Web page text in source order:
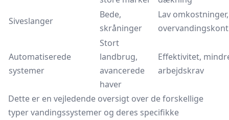
Siveslanger
Bede,
skråninger
Lav omkostninger,
Automatiserede
systemer
Stort
landbrug,
avancerede
haver
Effektivitet,
arbejdskrav
Dette er en vejledende oversigt over de forskellige
typer vandingssystemer og deres specifikke